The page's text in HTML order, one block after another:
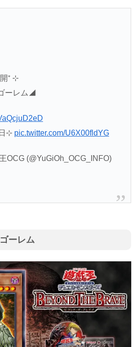
⁺ ⊹
ーレム◢
⊹ pic.twitter.com/U6X00fldYG
OCG (@YuGiOh_OCG_INFO)
ーレム